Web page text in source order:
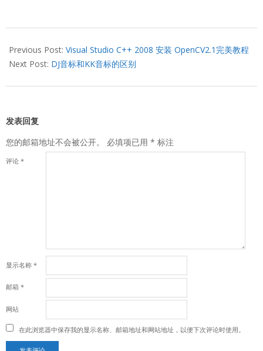
03-
14
Previous Post: Visual Studio C++ 2008 安装 OpenCV2.1完美教程
Next Post: DJ音标和KK音标的区别
发表回复
您的邮箱地址不会被公开。
必填项已用 * 标注
评论 *
显示名称 *
邮箱 *
网站
在此浏览器中保存我的显示名称、邮箱地址和网站地址，以便下次评论时使用。